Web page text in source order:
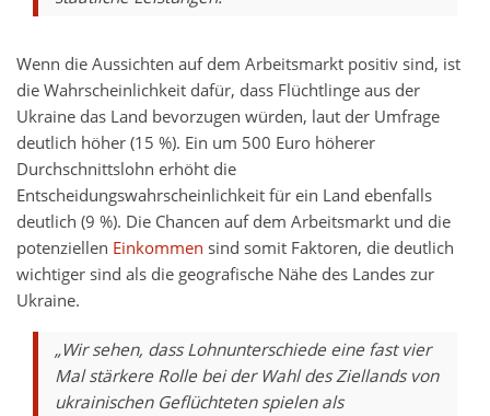
Wenn die Aussichten auf dem Arbeitsmarkt positiv sind, ist
die Wahrscheinlichkeit dafür, dass Flüchtlinge aus der
Ukraine das Land bevorzugen würden, laut der Umfrage
deutlich höher (15 %). Ein um 500 Euro höherer
Durchschnittslohn erhöht die
Entscheidungswahrscheinlichkeit für ein Land ebenfalls
deutlich (9 %). Die Chancen auf dem Arbeitsmarkt und die
potenziellen Einkommen sind somit Faktoren, die deutlich
wichtiger sind als die geografische Nähe des Landes zur
Ukraine.
„Wir sehen, dass Lohnunterschiede eine fast vier
Mal stärkere Rolle bei der Wahl des Ziellands von
ukrainischen Geflüchteten spielen als